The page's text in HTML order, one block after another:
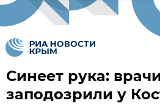
Синеет рука:
заподозрили у